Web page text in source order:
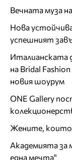
Вечната муза
Нова
успешният
Италианската
на Bridal
новия шоурум
ONE Gallery
Жените, които
Академията за
една мечта"